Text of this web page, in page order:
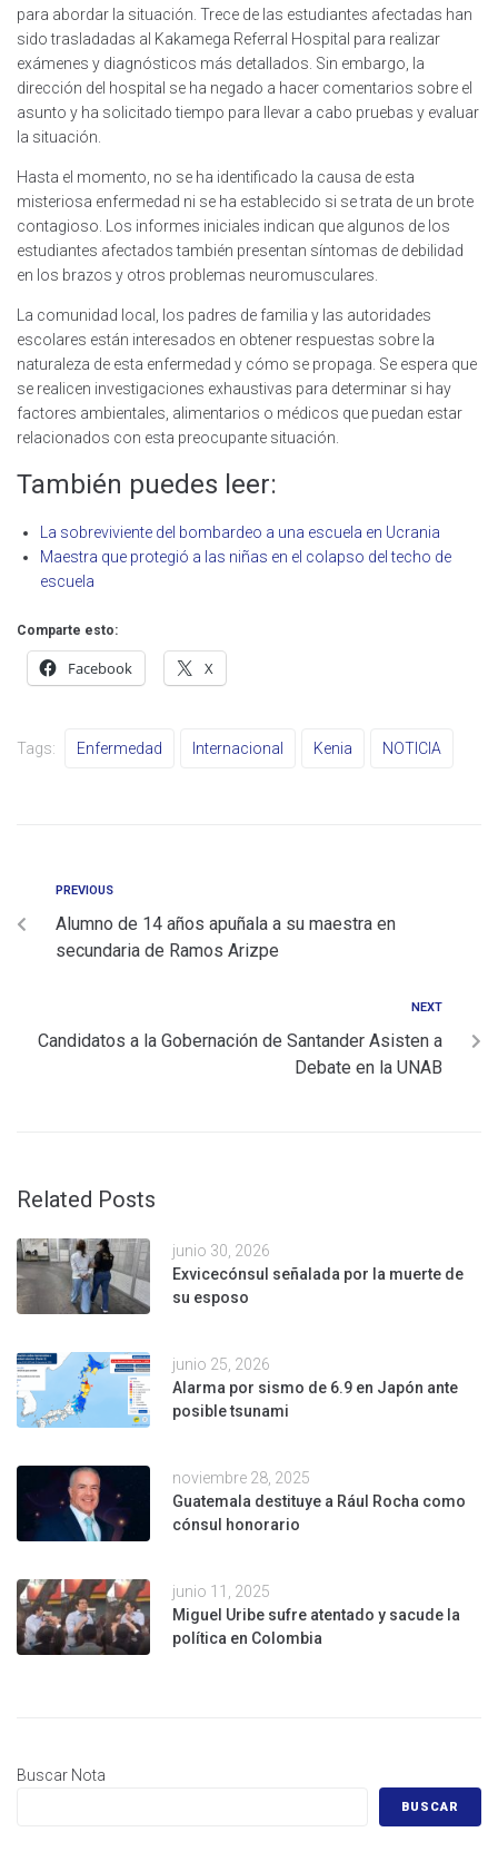
para abordar la situación. Trece de las estudiantes afectadas han
sido trasladadas al Kakamega Referral Hospital para realizar
exámenes y diagnósticos más detallados. Sin embargo, la
dirección del hospital se ha negado a hacer comentarios sobre el
asunto y ha solicitado tiempo para llevar a cabo pruebas y evaluar
la situación.
Hasta el momento, no se ha identificado la causa de esta
misteriosa enfermedad ni se ha establecido si se trata de un brote
contagioso. Los informes iniciales indican que algunos de los
estudiantes afectados también presentan síntomas de debilidad
en los brazos y otros problemas neuromusculares.
La comunidad local, los padres de familia y las autoridades
escolares están interesados en obtener respuestas sobre la
naturaleza de esta enfermedad y cómo se propaga. Se espera que
se realicen investigaciones exhaustivas para determinar si hay
factores ambientales, alimentarios o médicos que puedan estar
relacionados con esta preocupante situación.
También puedes leer:
La sobreviviente del bombardeo a una escuela en Ucrania
Maestra que protegió a las niñas en el colapso del techo de
escuela
Comparte esto:
Facebook X
Tags: Enfermedad Internacional Kenia NOTICIA
PREVIOUS
Alumno de 14 años apuñala a su maestra en
secundaria de Ramos Arizpe
NEXT
Candidatos a la Gobernación de Santander Asisten a
Debate en la UNAB
Related Posts
junio 30, 2026
Exvicecónsul señalada por la muerte de
su esposo
junio 25, 2026
Alarma por sismo de 6.9 en Japón ante
posible tsunami
noviembre 28, 2025
Guatemala destituye a Rául Rocha como
cónsul honorario
junio 11, 2025
Miguel Uribe sufre atentado y sacude la
política en Colombia
Buscar Nota
BUSCAR